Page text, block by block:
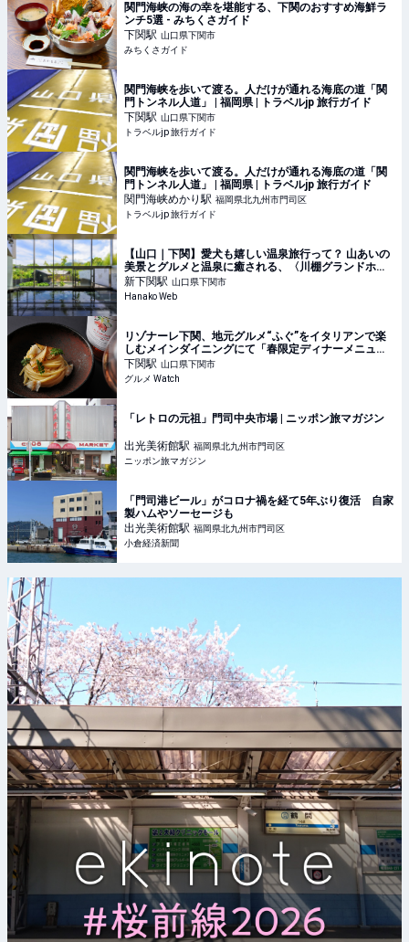
関門海峡の海の幸を堪能する、下関のおすすめ海鮮ラ
ンチ5選 - みちくさガイド
下関駅 山口県下関市
みちくさガイド
関門海峡を歩いて渡る。人だけが通れる海底の道「関
門トンネル人道」 | 福岡県 | トラベルjp 旅行ガイド
下関駅 山口県下関市
トラベルjp 旅行ガイド
関門海峡を歩いて渡る。人だけが通れる海底の道「関
門トンネル人道」 | 福岡県 | トラベルjp 旅行ガイド
関門海峡めかり駅 福岡県北九州市門司区
トラベルjp 旅行ガイド
【山口｜下関】愛犬も嬉しい温泉旅行って？ 山あいの
美景とグルメと温泉に癒される、〈川棚グランドホテ
ルお多福〉の休日。
新下関駅 山口県下関市
Hanako Web
リゾナーレ下関、地元グルメ“ふぐ”をイタリアンで楽
しむメインダイニングにて「春限定ディナーメニュ
ー」提供中
下関駅 山口県下関市
グルメ Watch
「レトロの元祖」門司中央市場 | ニッポン旅マガジン
出光美術館駅 福岡県北九州市門司区
ニッポン旅マガジン
「門司港ビール」がコロナ禍を経て5年ぶり復活 自家
製ハムやソーセージも
出光美術館駅 福岡県北九州市門司区
小倉経済新聞